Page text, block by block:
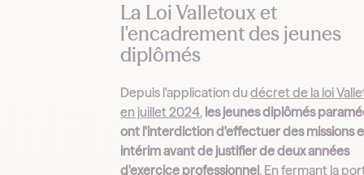
La Loi Valletoux et
l'encadrement des jeunes
diplômés
Depuis l'application dudécret de la loi
en juillet 2024, les jeunes diplômés
ont l'interdiction d'effectuer des missions
intérim avant de justifier de deux années
d'exercice professionnel. En fermant la